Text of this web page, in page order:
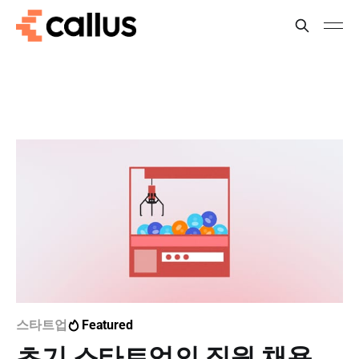
스타트업 Featured